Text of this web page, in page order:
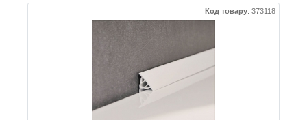
Код товару: 373118